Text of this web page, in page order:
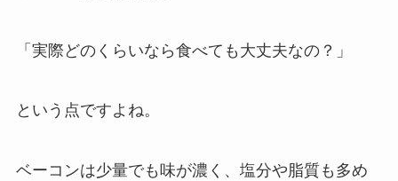
「実際どのくらいなら食べても大丈夫なの？」
という点ですよね。
ベーコンは少量でも味が濃く、塩分や脂質も多め